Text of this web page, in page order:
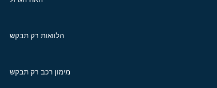
הלוואות רק תבקש
מימון רכב רק תבקש